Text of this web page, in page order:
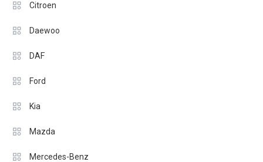
Citroen
Daewoo
DAF
Ford
Kia
Mazda
Mercedes-Benz